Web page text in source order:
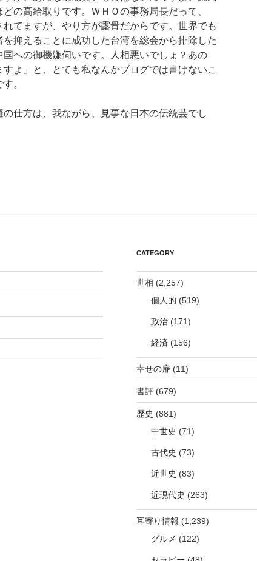
の高給取りです。ＷＨＯの事務局長だって、
れてますが、やり方が露骨だからです。世界でも
抑えることに成功した台湾を総会から排除した
への御機嫌伺いです。人相悪いでしょ？あの
すよ」と、とても私なんかブログでは書けないこ
。
仕方は、我ながら、見事な日本の伝統芸でし
CATEGORY
世相 (2,257)
個人的 (519)
政治(171)
経済(156)
幸せの扉(11)
書評(679)
歴史 (881)
中世史 (71)
古代史 (73)
近世史 (83)
近現代史 (263)
耳寄り情報 (1,239)
グルメ (122)